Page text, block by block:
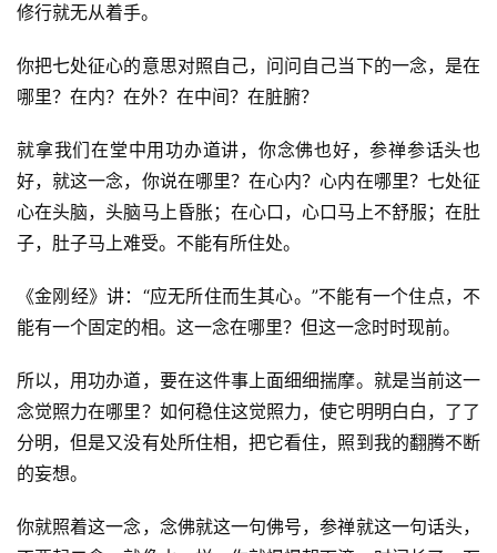
修行就无从着手。
你把七处征心的意思对照自己，问问自己当下的一念，是在
哪里？在内？在外？在中间？在脏腑？
就拿我们在堂中用功办道讲，你念佛也好，参禅参话头也
好，就这一念，你说在哪里？在心内？心内在哪里？七处征
心在头脑，头脑马上昏胀；在心口，心口马上不舒服；在肚
子，肚子马上难受。不能有所住处。
《金刚经》讲：“应无所住而生其心。”不能有一个住点，不
能有一个固定的相。这一念在哪里？但这一念时时现前。
所以，用功办道，要在这件事上面细细揣摩。就是当前这一
念觉照力在哪里？如何稳住这觉照力，使它明明白白，了了
分明，但是又没有处所住相，把它看住，照到我的翻腾不断
的妄想。
你就照着这一念，念佛就这一句佛号，参禅就这一句话头，